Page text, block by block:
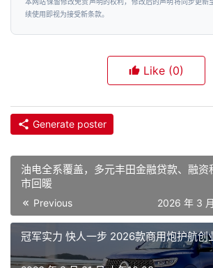
续使用即视为接受新条款。
Like (0)
Generate poster
油电全系覆盖，多元丰田金融贷款、融资
市回暖
Previous 2026 年 3
冠军实力 快人一步 2026款商用炮护航创